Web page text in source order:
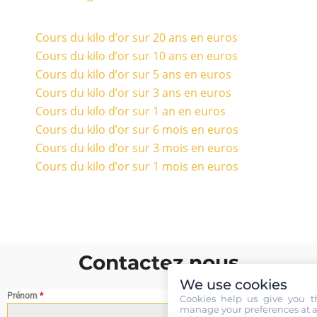
Cours du kilo d’or sur 20 ans en euros
Cours du kilo d’or sur 10 ans en euros
Cours du kilo d’or sur 5 ans en euros
Cours du kilo d’or sur 3 ans en euros
Cours du kilo d’or sur 1 an en euros
Cours du kilo d’or sur 6 mois en euros
Cours du kilo d’or sur 3 mois en euros
Cours du kilo d’or sur 1 mois en euros
Contactez nous
Prénom *
We use cookies
Cookies help us give you
manage your preferences at